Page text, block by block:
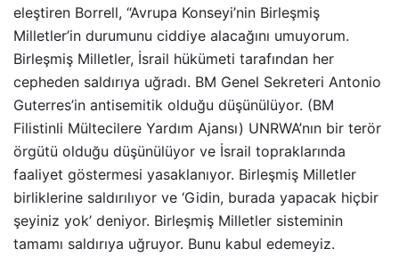
eleştiren Borrell, “Avrupa Konseyi’nin Birleşmiş
Milletler’in durumunu ciddiye alacağını umuyorum.
Birleşmiş Milletler, İsrail hükümeti tarafından her
cepheden saldırıya uğradı. BM Genel Sekreteri Antonio
Guterres’in antisemitik olduğu düşünülüyor. (BM
Filistinli Mültecilere Yardım Ajansı) UNRWA’nın bir terör
örgütü olduğu düşünülüyor ve İsrail topraklarında
faaliyet göstermesi yasaklanıyor. Birleşmiş Milletler
birliklerine saldırılıyor ve ‘Gidin, burada yapacak hiçbir
şeyiniz yok’ deniyor. Birleşmiş Milletler sisteminin
tamamı saldırıya uğruyor. Bunu kabul edemeyiz.